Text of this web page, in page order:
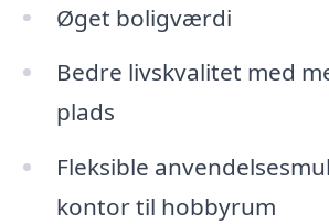
Øget boligværdi
Bedre livskvalitet med
plads
Fleksible
kontor til hobbyrum